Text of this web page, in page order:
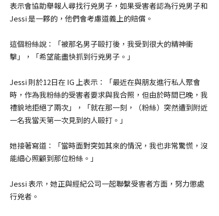
表示會協助舉報人尋找行兇男子，如果受害者認為行兇男子和
Jessi 是一夥的，他們會考慮道義上的賠償。
這個粉絲說：「被那名男子毆打後，我受到很大的精神衝
擊」，「希望能盡快抓到行兇男子。」
Jessi 則於12日在 IG 上表示：「最近在與朋友進行私人聚會
時，作為我粉絲的受害者要求與我合照，但由於時間已晚，我
禮貌地拒絕了兩次」，「就在那一刻，（粉絲）突然遭到附近
一名我當天第一次見到的人毆打。」
她接著寫道：「當時面對突如其來的情況，我也非常驚慌，沒
能細心照顧到那位粉絲。」
Jessi 表示，她正與經紀公司一起聯繫受害者方面，努力懲處
行兇者。